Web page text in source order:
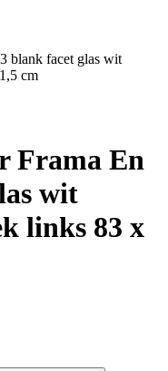
blank facet glas wit
cm
Frama En
wit
links 83 x